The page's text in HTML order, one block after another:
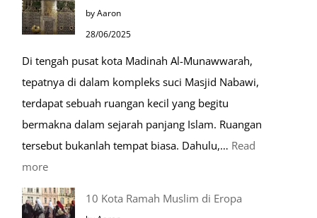
Sehari-
hari
by Aaron
28/06/2025
Di tengah pusat kota Madinah Al-Munawwarah,
tepatnya di dalam kompleks suci Masjid Nabawi,
terdapat sebuah ruangan kecil yang begitu
bermakna dalam sejarah panjang Islam. Ruangan
tersebut bukanlah tempat biasa. Dahulu,… Read
more:
Tiga
Makam
10 Kota Ramah Muslim di Eropa